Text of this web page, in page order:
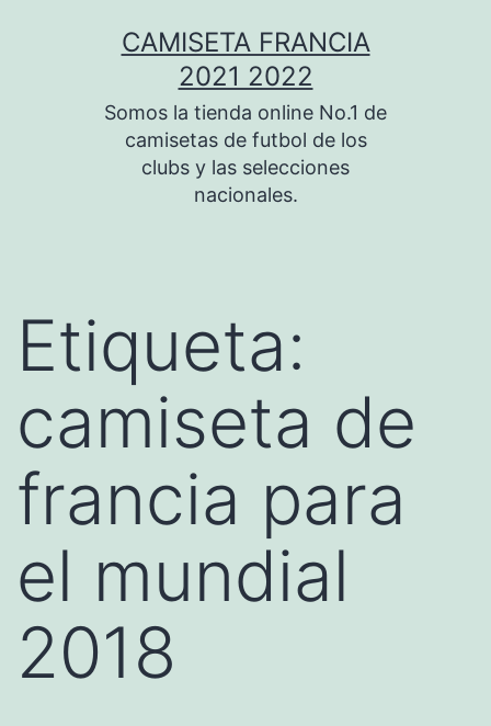
CAMISETA FRANCIA
2021 2022
Somos la tienda online No.1 de
camisetas de futbol de los
clubs y las selecciones
nacionales.
Etiqueta:
camiseta de
francia para
el mundial
2018